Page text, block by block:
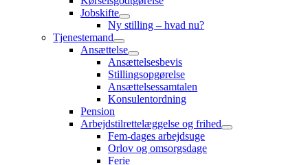
Jobskifte
Ny stilling – hvad nu?
Tjenestemand
Ansættelse
Ansættelsesbevis
Stillingsopgørelse
Ansættelsessamtalen
Konsulentordning
Pension
Arbejdstilrettelæggelse og frihed
Fem-dages arbejdsuge
Orlov og omsorgsdage
Ferie